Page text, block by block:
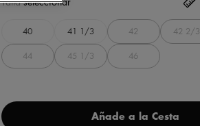
40 41 1/3 42 42 2/3
44 45 1/3 46
Añade a la Cesta